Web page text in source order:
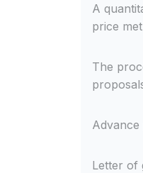
A
price
The
Letter of